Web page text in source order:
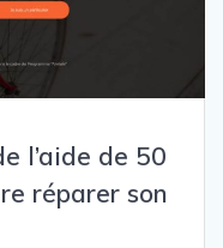
l’aide de 50
réparer son